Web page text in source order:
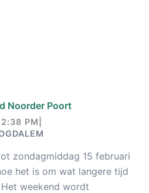
Noorder Poort
PM
zondagmiddag 15 februari
het is om wat langere tijd
weekend wordt